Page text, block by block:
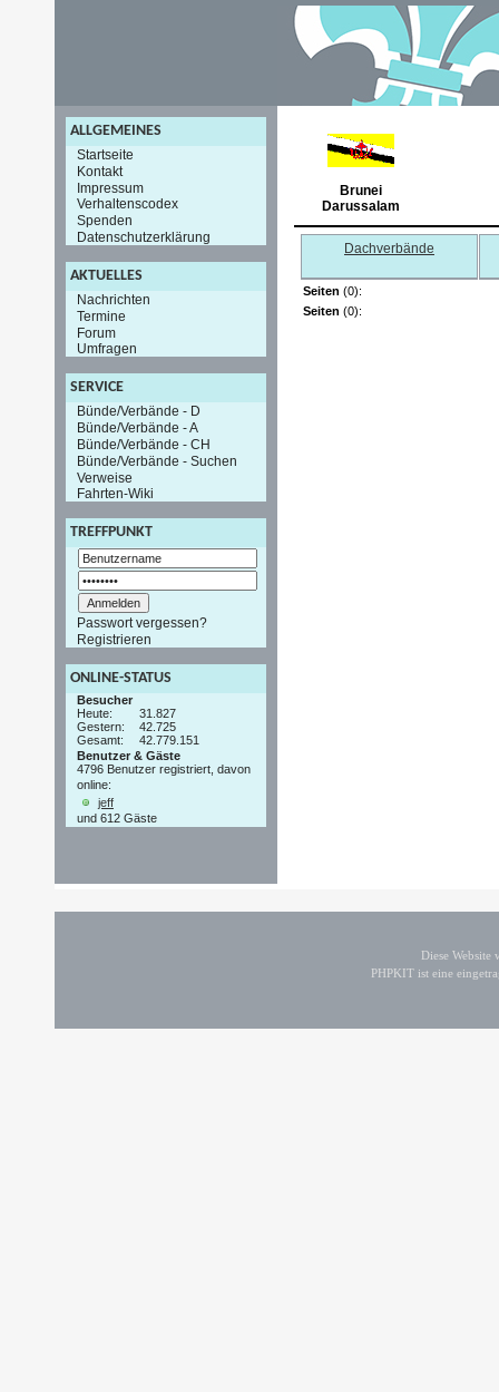
ALLGEMEINES
Startseite
Kontakt
Impressum
Verhaltenscodex
Spenden
Datenschutzerklärung
AKTUELLES
Nachrichten
Termine
Forum
Umfragen
SERVICE
Bünde/Verbände - D
Bünde/Verbände - A
Bünde/Verbände - CH
Bünde/Verbände - Suchen
Verweise
Fahrten-Wiki
TREFFPUNKT
Passwort vergessen?
Registrieren
ONLINE-STATUS
Besucher
Heute:
31.827
Gestern:
42.725
Gesamt:
42.779.151
Benutzer & Gäste
4796 Benutzer registriert, davon
online:
jeff
und 612 Gäste
Brunei
Darussalam
Dachverbände
Seiten (0):
Seiten (0):
Diese
PHPKIT ist eine